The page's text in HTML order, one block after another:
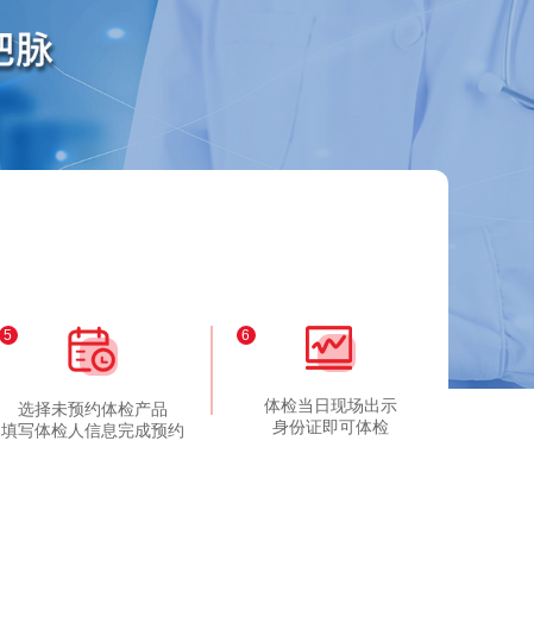
5
选择未预约体检产品
填写体检人信息完成预约
6
体检当日现场出示
身份证即可体检